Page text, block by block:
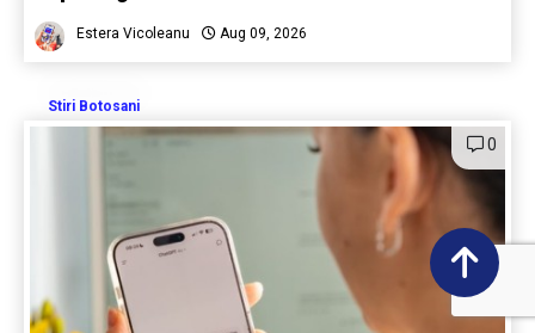
Estera Vicoleanu Aug 09, 2026
Stiri Botosani
0